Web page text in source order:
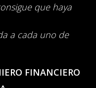
que haya
a cada uno de
FINANCIERO